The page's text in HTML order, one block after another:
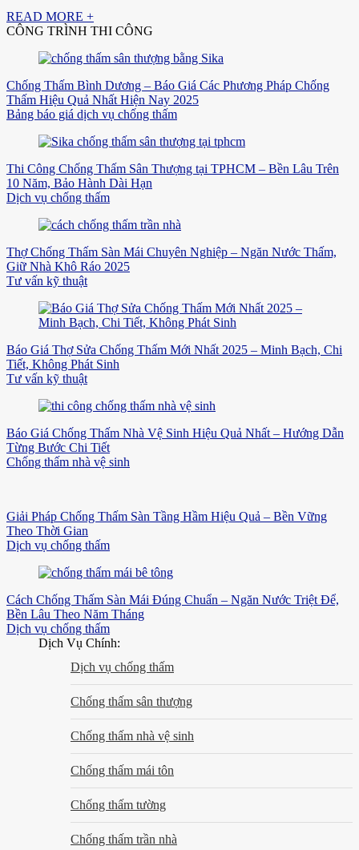
READ MORE +
CÔNG TRÌNH THI CÔNG
Chống Thấm Bình Dương – Báo Giá Các Phương Pháp Chống
Thấm Hiệu Quả Nhất Hiện Nay 2025
Bảng báo giá dịch vụ chống thấm
Thi Công Chống Thấm Sân Thượng tại TPHCM – Bền Lâu Trên
10 Năm, Bảo Hành Dài Hạn
Dịch vụ chống thấm
Thợ Chống Thấm Sàn Mái Chuyên Nghiệp – Ngăn Nước Thấm,
Giữ Nhà Khô Ráo 2025
Tư vấn kỹ thuật
Báo Giá Thợ Sửa Chống Thấm Mới Nhất 2025 – Minh Bạch, Chi
Tiết, Không Phát Sinh
Tư vấn kỹ thuật
Báo Giá Chống Thấm Nhà Vệ Sinh Hiệu Quả Nhất – Hướng Dẫn
Từng Bước Chi Tiết
Chống thấm nhà vệ sinh
Giải Pháp Chống Thấm Sàn Tầng Hầm Hiệu Quả – Bền Vững
Theo Thời Gian
Dịch vụ chống thấm
Cách Chống Thấm Sàn Mái Đúng Chuẩn – Ngăn Nước Triệt Để,
Bền Lâu Theo Năm Tháng
Dịch vụ chống thấm
Dịch Vụ Chính:
Dịch vụ chống thấm
Chống thấm sân thượng
Chống thấm nhà vệ sinh
Chống thấm mái tôn
Chống thấm tường
Chống thấm trần nhà